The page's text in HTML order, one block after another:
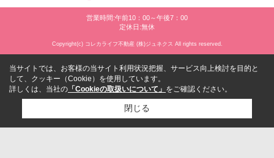
営業時間:午前10：00～午後7：00
定休日:無休
Copyright(c) コレカライフ不動産 (株)ジュネクス All rights reserved.
当サイトでは、お客様の当サイト利用状況把握、サービス向上検討を目的と
して、クッキー（Cookie）を使用しています。
詳しくは、当社の 「Cookieの取扱いについて」 をご確認ください。
閉じる